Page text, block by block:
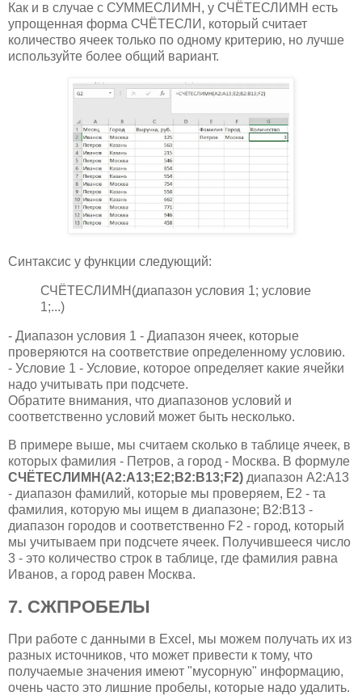
Как и в случае с СУММЕСЛИМН, у СЧЁТЕСЛИМН есть
упрощенная форма СЧЁТЕСЛИ, который считает
количество ячеек только по одному критерию, но лучше
используйте более общий вариант.
Синтаксис у функции следующий:
СЧЁТЕСЛИМН(диапазон условия 1; условие
1;...)
- Диапазон условия 1 - Диапазон ячеек, которые
проверяются на соответствие определенному условию.
- Условие 1 - Условие, которое определяет какие ячейки
надо учитывать при подсчете.
Обратите внимания, что диапазонов условий и
соответственно условий может быть несколько.
В примере выше, мы считаем сколько в таблице ячеек, в
которых фамилия - Петров, а город - Москва. В формуле
СЧЁТЕСЛИМН(A2:A13;E2;B2:B13;F2) диапазон A2:A13
- диапазон фамилий, которые мы проверяем, Е2 - та
фамилия, которую мы ищем в диапазоне; B2:B13 -
диапазон городов и соответственно F2 - город, который
мы учитываем при подсчете ячеек. Получившееся число
3 - это количество строк в таблице, где фамилия равна
Иванов, а город равен Москва.
7. СЖПРОБЕЛЫ
При работе с данными в Excel, мы можем получать их из
разных источников, что может привести к тому, что
получаемые значения имеют "мусорную" информацию,
очень часто это лишние пробелы, которые надо удалить.